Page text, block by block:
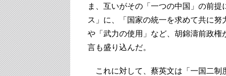
ま、互いがその「一つの中国」の前
ス」に、「国家の統一を求めて共に努
や「武力の使用」など、胡錦濤前政
言も盛り込んだ。
これに対して、蔡英文は「一国二制